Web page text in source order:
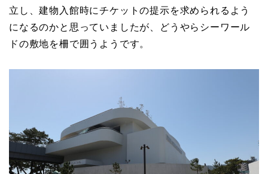
立し、建物入館時にチケットの提示を求められるよう
になるのかと思っていましたが、どうやらシーワール
ドの敷地を柵で囲うようです。